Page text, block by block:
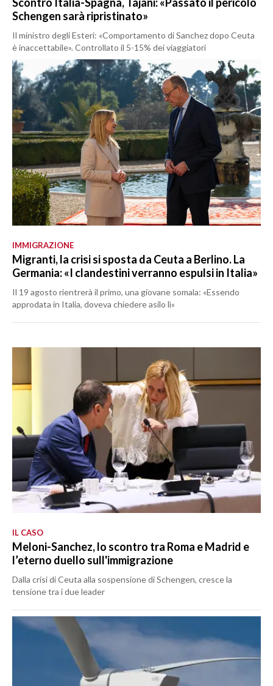
Schengen sarà ripristinato»
Il ministro degli Esteri: «Comportamento di Sanchez dopo Ceuta
è inaccettabile». Controllato il 5-15% dei viaggiatori
IMMIGRAZIONE
Migranti, la crisi si sposta da Ceuta a Berlino. La
Germania: «I clandestini verranno espulsi in Italia»
Il 19 agosto rientrerà il primo, una giovane somala: «Essendo
approdata in Italia, doveva chiedere asilo lì»
IL CASO
Meloni-Sanchez, lo scontro tra Roma e Madrid e
l’eterno duello sull'immigrazione
Dalla crisi di Ceuta alla sospensione di Schengen, cresce la
tensione tra i due leader